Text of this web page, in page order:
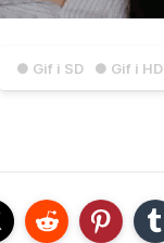
● Gif i SD ● Gif i HD